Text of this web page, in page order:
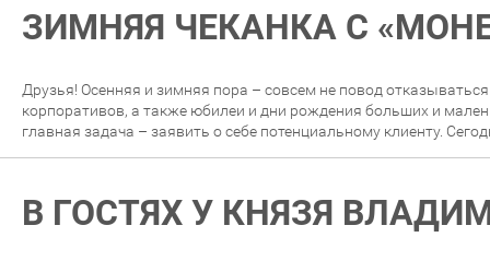
ЗИМНЯЯ ЧЕКАНКА С
Друзья! Осенняя и зимняя пора – совсем не повод
корпоративов, а также юбилеи и дни рождения больших и
главная задача – заявить о себе потенциальному клиенту.
В ГОСТЯХ У КНЯЗЯ